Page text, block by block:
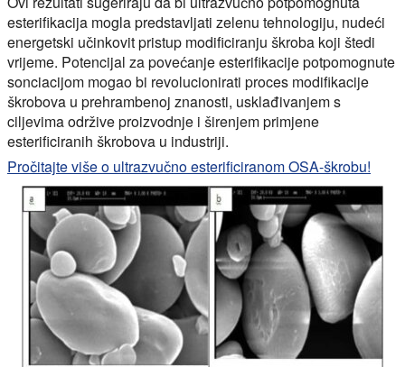
esterifikacija mogla predstavljati zelenu tehnologiju, nudeći
energetski učinkovit pristup modificiranju škroba koji štedi
vrijeme. Potencijal za povećanje esterifikacije potpomognute
sonciacijom mogao bi revolucionirati proces modifikacije
škrobova u prehrambenoj znanosti, usklađivanjem s
ciljevima održive proizvodnje i širenjem primjene
esterificiranih škrobova u industriji.
Pročitajte više o ultrazvučno esterificiranom OSA-škrobu!